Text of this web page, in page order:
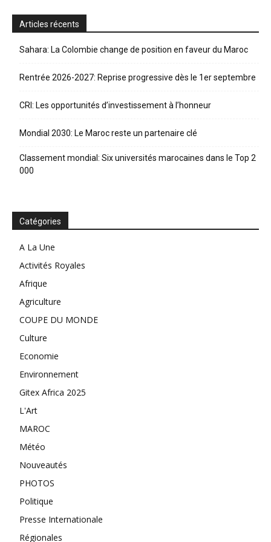
Articles récents
Sahara: La Colombie change de position en faveur du Maroc
Rentrée 2026-2027: Reprise progressive dès le 1er septembre
CRI: Les opportunités d’investissement à l’honneur
Mondial 2030: Le Maroc reste un partenaire clé
Classement mondial: Six universités marocaines dans le Top 2
000
Catégories
A La Une
Activités Royales
Afrique
Agriculture
COUPE DU MONDE
Culture
Economie
Environnement
Gitex Africa 2025
L'Art
MAROC
Météo
Nouveautés
PHOTOS
Politique
Presse Internationale
Régionales